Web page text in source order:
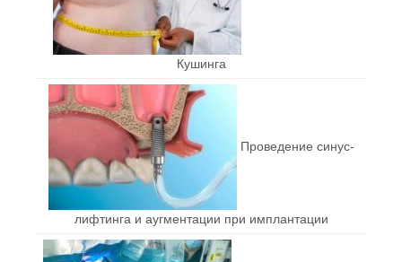
Кушинга
Проведение синус-
лифтинга и аугментации при имплантации